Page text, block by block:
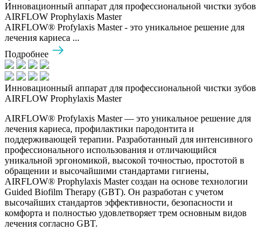
Инновационный аппарат для профессиональной чистки зубов
AIRFLOW Prophylaxis Master
AIRFLOW® Profylaxis Master - это уникальное решение для
лечения кариеса ...
Подробнее
Инновационный аппарат для профессиональной чистки зубов
AIRFLOW Prophylaxis Master
AIRFLOW® Profylaxis Master — это уникальное решение для
лечения кариеса, профилактики пародонтита и
поддерживающей терапии. Разработанный для интенсивного
профессионального использования и отличающийся
уникальной эргономикой, высокой точностью, простотой в
обращении и высочайшими стандартами гигиены,
AIRFLOW® Prophylaxis Master создан на основе технологии
Guided Biofilm Therapy (GBT). Он разработан с учетом
высочайших стандартов эффективности, безопасности и
комфорта и полностью удовлетворяет трем основным видов
лечения согласно GBT.